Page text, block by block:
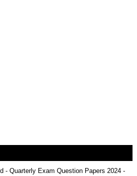
- Quarterly Exam Question Papers 2024 -